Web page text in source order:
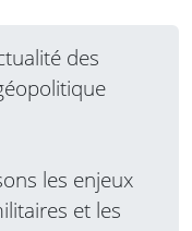
des
les enjeux
et les